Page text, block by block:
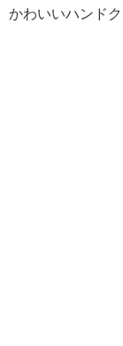
かわいいハンド